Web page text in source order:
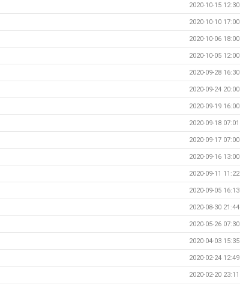
2020-10-15 12:30
2020-10-10 17:00
2020-10-06 18:00
2020-10-05 12:00
2020-09-28 16:30
2020-09-24 20:00
2020-09-19 16:00
2020-09-18 07:01
2020-09-17 07:00
2020-09-16 13:00
2020-09-11 11:22
2020-09-05 16:13
2020-08-30 21:44
2020-05-26 07:30
2020-04-03 15:35
2020-02-24 12:49
2020-02-20 23:11